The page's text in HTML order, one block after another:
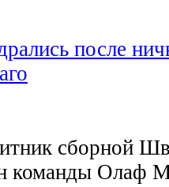
после
сборной
команды Олаф